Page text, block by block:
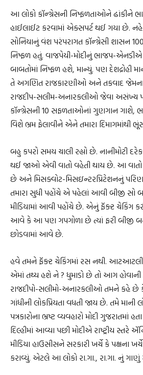
આ લોકો કૉન્ગ્રેસની નિષ્ફળતાઓને ઢાંકીને
હાઈલાઈટ કરવામાં એક્સપર્ટ થઈ ગયા છે.
સોનિયાનું વંશ પરંપરાગત કૉન્ગ્રેસી શાસન
નિષ્ફળ હતું. વાજપેયી-મોદીનું ભાજપ-એનડીએ
બાબતોમાં નિષ્ફળ હશે, માન્યું. પણ દેશદ્રોહી
તે અગણિત રાજકારણીઓ અને તકવાદ
રાજદીપ-સલીમ-અનારકલીઓ જેવા અસંખ્ય
કૉન્ગ્રેસની 10 સફળતાઓનાં ગુણગાન ગાશે,
વિશે ભ્રમ ફેલાવીને એને તમારા દિમાગમાંથી
બહુ કપરો સમય ચાલી રહ્યો છે. નાનીમોટી
થઈ જાઓ એવી વાતો વહેતી થાય છે. આ વાતો
છે અને મિસક્વોટ-મિસઇન્ટરપ્રિટેશનનું
તમારા સુધી પહોંચે એ પહેલાં આવી બીજી સો
મીડિયામાં આવી પહોંચે છે. એનું ફૅક્ટ ચેકિંગ
આવે કે આ પણ ગપગોળા છે ત્યાં ફરી બીજી
છોડવામાં આવે છે.
હવે તમને ફૅક્ટ ચેકિંગમાં રસ નથી.
એમાં તથ્ય હશે ને ? ધુમાડો છે તો આગ હોવાની
રાજદીપો-સલીમો-અનારકલીઓ તમને કહે છે કે
ગાંધીની લોકપ્રિયતા વધતી જાય છે. તમે
પત્રકારોના ભ્રષ્ટ વ્યવહારો મોદી ગુજરાતમાં
દિલ્હીમાં આવ્યા પછી મોદીએ રાષ્ટ્રીય સ્તરે
મીડિયા હાઉસીસને સરકારી ખર્ચે કે પક્ષના
કરાવ્યું. એટલે આ લોકો રા.ગા., રા.ગા. નું ગાણું